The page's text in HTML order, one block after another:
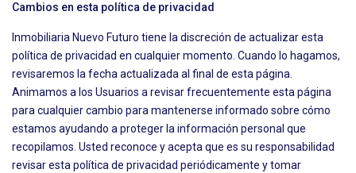
Cambios en esta política de privacidad
Inmobiliaria Nuevo Futuro tiene la discreción de actualizar esta
política de privacidad en cualquier momento. Cuando lo hagamos,
revisaremos la fecha actualizada al final de esta página.
Animamos a los Usuarios a revisar frecuentemente esta página
para cualquier cambio para mantenerse informado sobre cómo
estamos ayudando a proteger la información personal que
recopilamos. Usted reconoce y acepta que es su responsabilidad
revisar esta política de privacidad periódicamente y tomar